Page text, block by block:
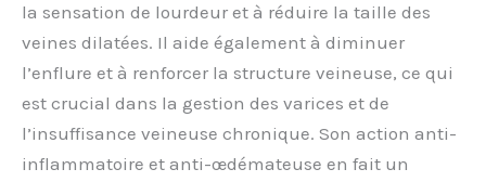
la sensation de lourdeur et à réduire la taille des
veines dilatées. Il aide également à diminuer
l’enflure et à renforcer la structure veineuse, ce qui
est crucial dans la gestion des varices et de
l’insuffisance veineuse chronique. Son action anti-
inflammatoire et anti-œdémateuse en fait un